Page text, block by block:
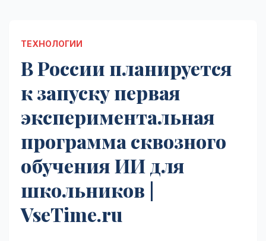
ТЕХНОЛОГИИ
В России планируется
к запуску первая
экспериментальная
программа сквозного
обучения ИИ для
школьников |
VseTime.ru